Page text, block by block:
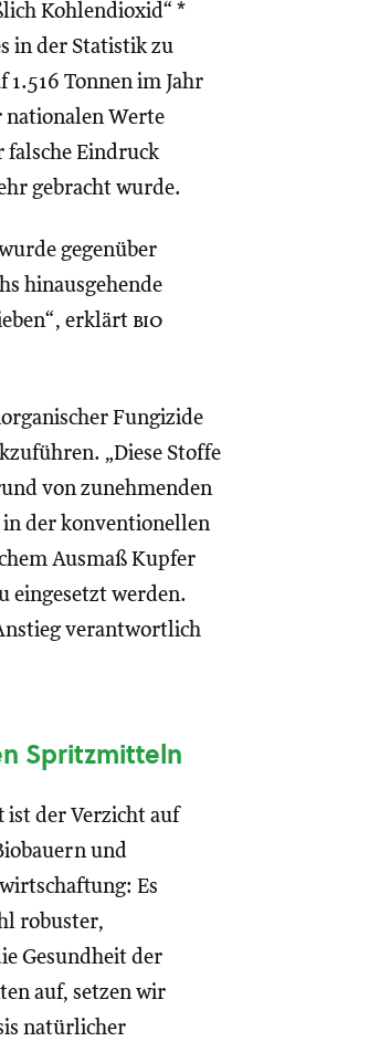
Kohlendioxid“ *
in der Statistik zu
1.516 Tonnen im Jahr
nationalen Werte
Eindruck
gebracht wurde.
gegenüber
hinausgehende
erklärt bio
Fungizide
„Diese Stoffe
von zunehmenden
in der konventionellen
Ausmaß Kupfer
eingesetzt werden.
verantwortlich
Spritzmitteln
der Verzicht auf
und
Es
robuster,
Gesundheit der
auf, setzen wir
natürlicher